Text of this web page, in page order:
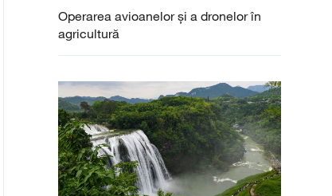
Operarea avioanelor și a dronelor în
agricultură